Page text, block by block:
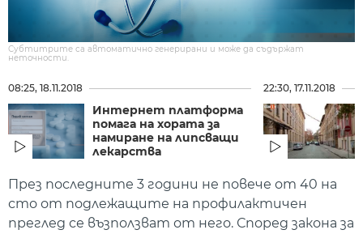
Субтитрите са автоматично генерирани и може да съдържат
неточности.
08:25, 18.11.2018
Интернет платформа
помага на хората за
намиране на липсващи
лекарства
22:30, 17.11.2018
През последните 3 години не повече от 40 на
сто от подлежащите на профилактичен
преглед се възползват от него. Според закона за